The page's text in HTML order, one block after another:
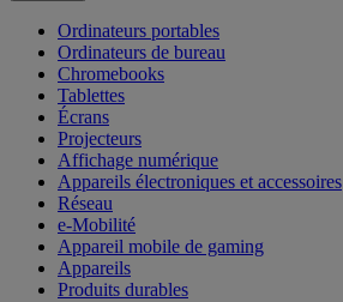
Ordinateurs portables
Ordinateurs de bureau
Chromebooks
Tablettes
Écrans
Projecteurs
Affichage numérique
Appareils électroniques et accessoires
Réseau
e-Mobilité
Appareil mobile de gaming
Appareils
Produits durables